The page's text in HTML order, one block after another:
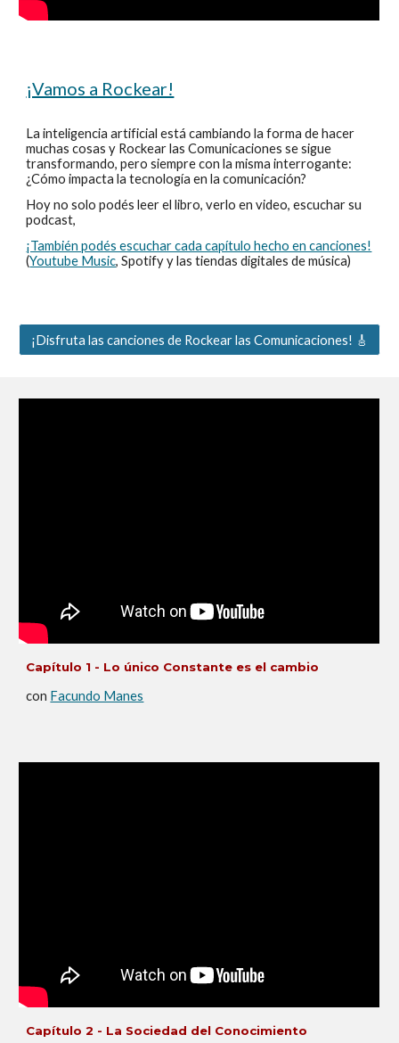
¡Vamos a Rockear!
La inteligencia artificial está cambiando la forma de hacer
muchas cosas y Rockear las Comunicaciones se sigue
transformando, pero siempre con la misma interrogante:
¿Cómo impacta la tecnología en la comunicación?
Hoy no solo podés leer el libro, verlo en video, escuchar su
podcast,
¡También podés escuchar cada capítulo hecho en canciones!
(Youtube Music, Spotify y las tiendas digitales de música)
¡Disfruta las canciones de Rockear las Comunicaciones! 🎸
Capítulo 1 - Lo único Constante es el cambio
con Facundo Manes
Capítulo2 - La Sociedad del Conocimiento